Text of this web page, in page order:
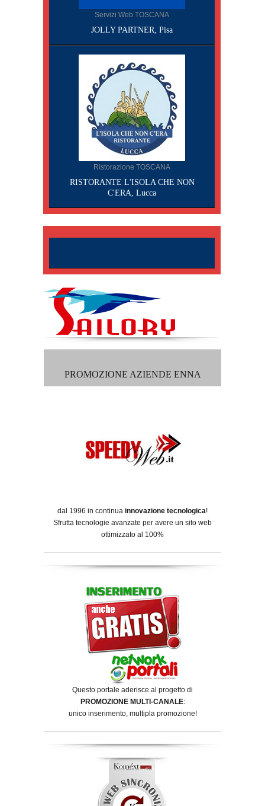
Servizi Web TOSCANA
JOLLY PARTNER, Pisa
Ristorazione TOSCANA
RISTORANTE L'ISOLA CHE NON
C'ERA, Lucca
PROMOZIONE AZIENDE ENNA
dal 1996 in continua innovazione tecnologica!
Sfrutta tecnologie avanzate per avere un sito web
ottimizzato al 100%
Questo portale aderisce al progetto di
PROMOZIONE MULTI-CANALE:
unico inserimento, multipla promozione!